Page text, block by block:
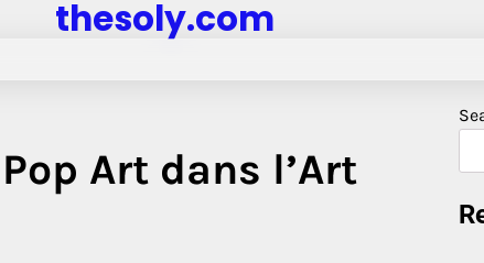
thesoly.com
Art dans l’Art